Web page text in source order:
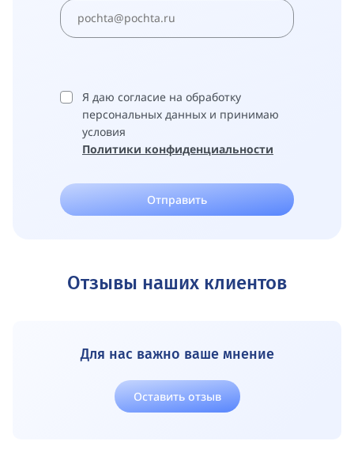
Я даю согласие на обработку
персональных данных и принимаю
условия
Политики конфиденциальности
Отправить
Отзывы наших клиентов
Для нас важно ваше мнение
Оставить отзыв